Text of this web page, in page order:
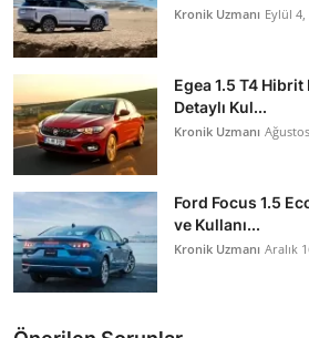
Kronik Uzmanı Eylül 4,
Egea 1.5 T4
Detaylı Kul...
Kronik Uzmanı
Ford Focus 1.5
ve Kullanı...
Kronik Uzmanı Aralık